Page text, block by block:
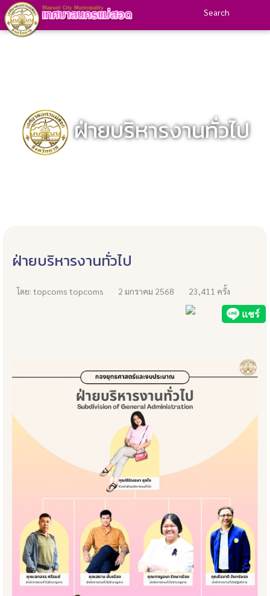
Search
ฝ่ายบริหารงานทั่วไป
ฝ่ายบริหารงานทั่วไป
โดย: topcoms topcoms 2 มกราคม 2568 23,411 ครั้ง